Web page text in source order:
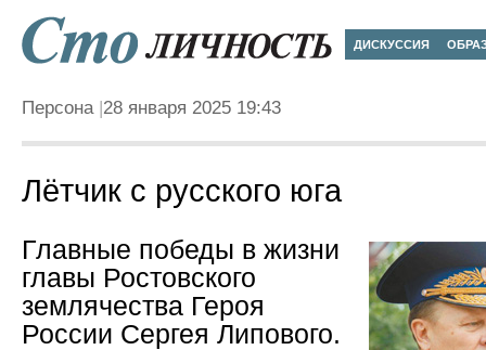
ДИСКУССИЯ
Персона 28 января 2025 19:43
Лётчик с русского юга
Главные победы в жизни
главы Ростовского
землячества Героя
России Сергея Липового.